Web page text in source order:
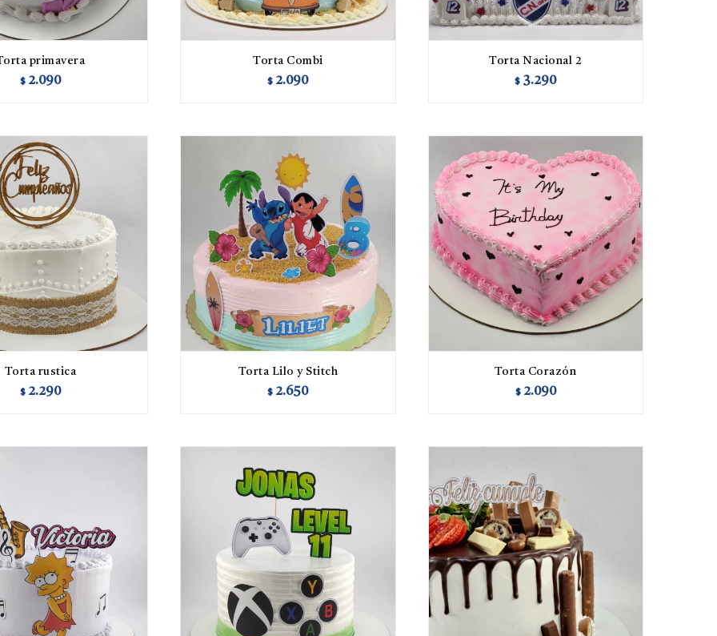
primavera
$ 2.090
Torta Combi
$ 2.090
Torta Nacional 2
$ 3.290
Torta rustica
$ 2.290
Torta Lilo y Stitch
$ 2.650
Torta Corazón
$ 2.090